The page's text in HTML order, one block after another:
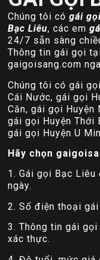
Chúng tôi cógái
Bạc Liêu, các em
24/7 sẵn sàng
Thông tin gái gọi
gaigoisang.com
Chúng tôi có gái
Cái Nước, gái gọi
Căn, gái gọi Huyện
gái gọi Huyện Thới
gái gọi Huyện U
Hãy chọn
1. Gái gọi Bạc
ngày.
2. Số điện thoại
3. Thông tin gái
xác thực.